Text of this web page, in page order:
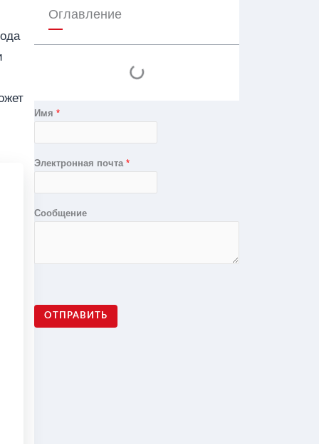
u
b
e
s
p
Оглавление
Имя*
Электронная почта*
Сообщение
ОТПРАВИТЬ